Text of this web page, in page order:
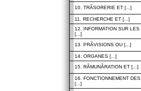
10. TRÃSORERIE ET [...]
11. RECHERCHE ET [...]
12. INFORMATION SUR LES
[...]
13. PRÃVISIONS OU [...]
14. ORGANES [...]
15. RÃMUNÃRATION ET [...]
16. FONCTIONNEMENT DES
[...]